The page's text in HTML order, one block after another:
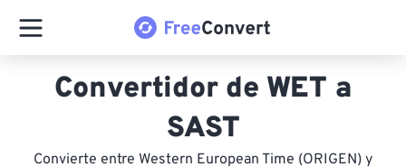
Convertidor de WET a
SAST
Convierte entre Western European Time (ORIGEN) y